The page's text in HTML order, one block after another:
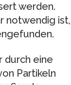
werden.
notwendig ist,
durch eine
Partikeln